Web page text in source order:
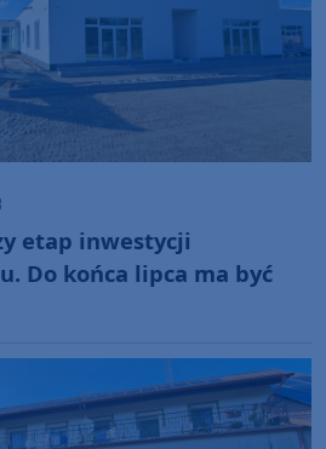
etap inwestycji
Do końca lipca ma być